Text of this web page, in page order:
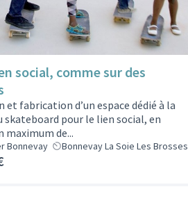
social, comme sur des
et fabrication d’un espace dédié à la
skateboard pour le lien social, en
de...
Bonnevay Bonnevay La Soie Les Brosses